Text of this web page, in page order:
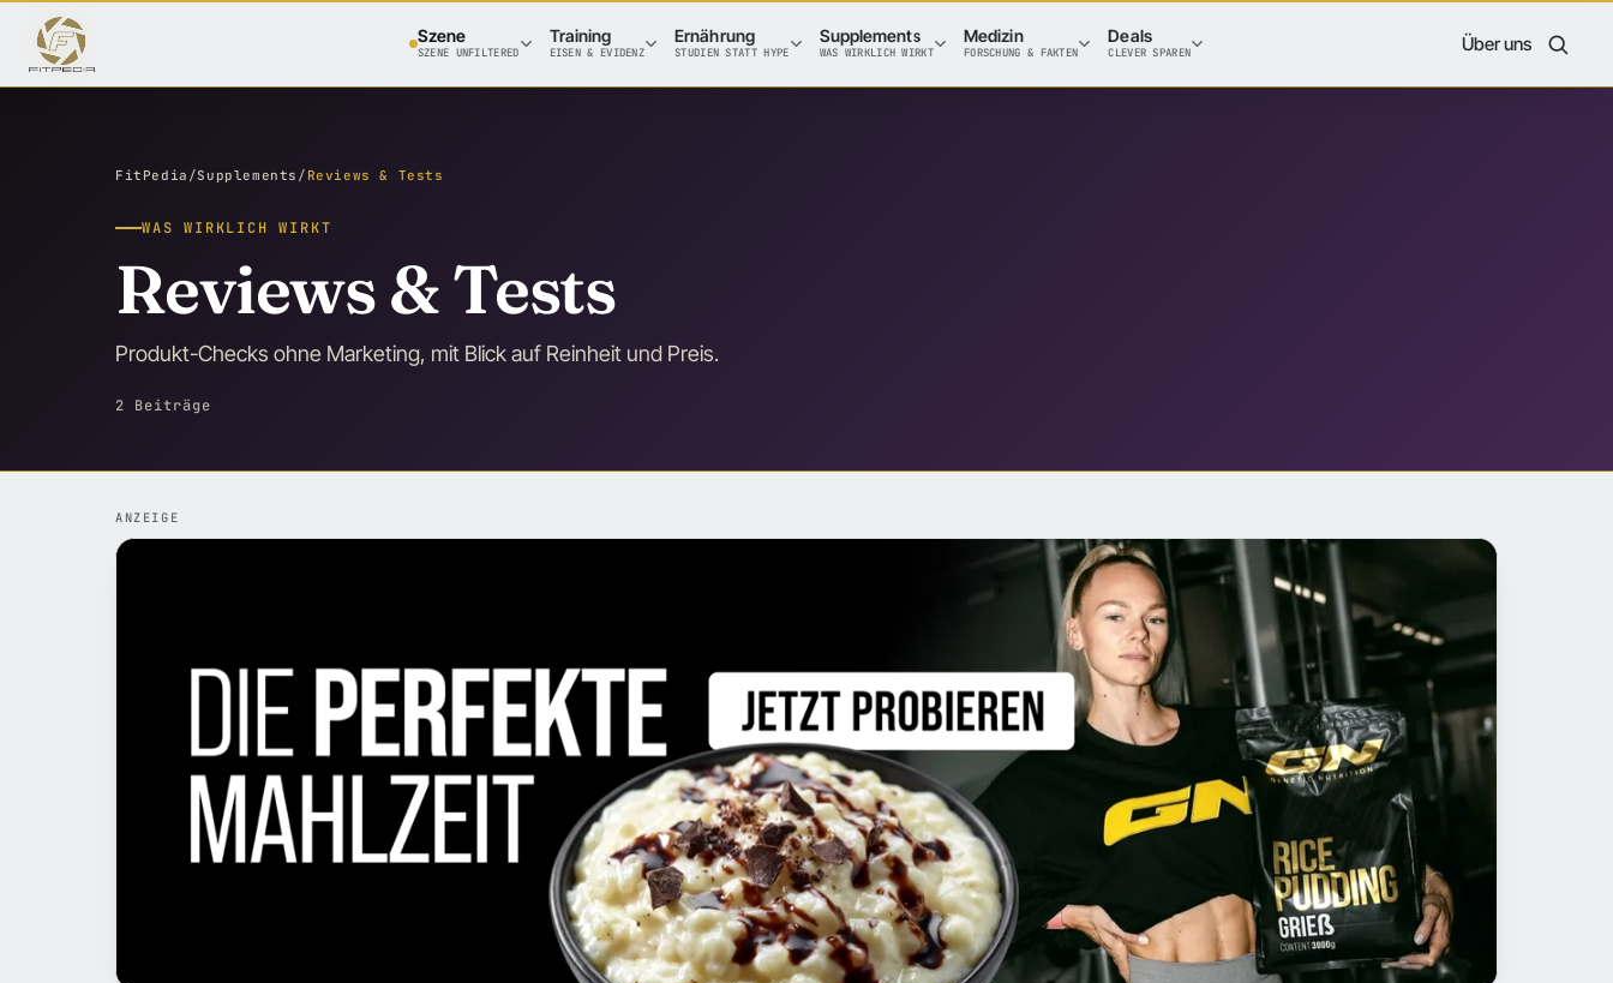
Szene
SZENE UNFILTERED
Training
EISEN & EVIDENZ
Ernährung
STUDIEN STATT HYPE
Supplements
WAS WIRKLICH WIRKT
Medizin
FORSCHUNG & FAKTEN
Deals
CLEVER SPAREN Über uns
FitPedia /Supplements / Reviews & Tests
WAS WIRKLICH WIRKT
Reviews & Tests
Produkt-Checks ohne Marketing, mit Blick auf Reinheit und Preis.
2 Beiträge
ANZEIGE